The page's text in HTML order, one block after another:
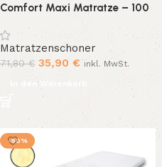
Comfort Maxi Matratze – 100
% Polycotton, 60 x 120 x 10 cm,
mit sehr guten Gesundheits-
und Umwelteigenschaften
Matratzenschoner
71,80€ 35,90 € inkl. MwSt.
In den Warenkorb
-50%